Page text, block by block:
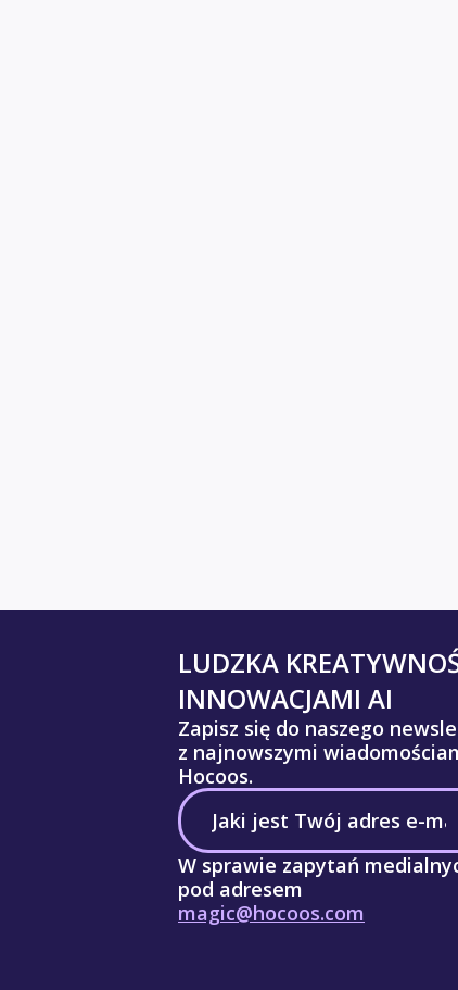
LUDZKA
INNOWACJAMI AI
Zapisz się do naszego
z najnowszymi
Hocoos.
W sprawie zapytań
pod adresem
magic@hocoos.com